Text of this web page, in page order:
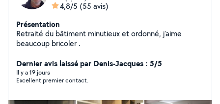
4,8/5 (55 avis)
Présentation
Retraité du bâtiment minutieux et ordonné, j'aime
beaucoup bricoler .
Dernier avis laissé par Denis-Jacques : 5/5
Il y a 19 jours
Excellent premier contact.